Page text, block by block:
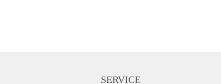
SERVICE